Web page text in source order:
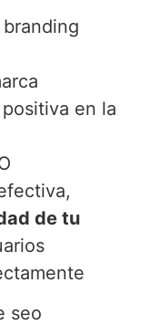
en la
de tu
seo